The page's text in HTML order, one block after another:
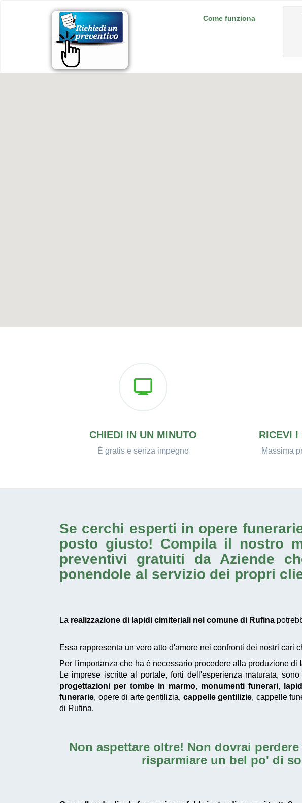
Come funziona
CHIEDI IN UN MINUTO
È gratis e senza impegno
RICEVI I
Massima
Se cerchi esperti in opere
posto giusto! Compila il nostro
preventivi gratuiti da Aziende
ponendole al servizio dei propri
La realizzazione di lapidi cimiteriali nel comune di Rufina
Essa rappresenta un vero atto d'amore nei confronti dei nostri cari
Per l'importanza che ha è necessario procedere alla produzione di
Le imprese iscritte al portale, forti dell'esperienza maturata,
progettazioni per tombe in marmo, monumenti funerari,
funerarie, opere di arte gentilizia, cappelle gentilizie, cappelle
di Rufina.
Non aspettare oltre! Non dovrai
risparmiare un bel po' di